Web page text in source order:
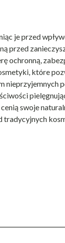
je przed
przed
ochronną,
które
swoje
tradycyjnych